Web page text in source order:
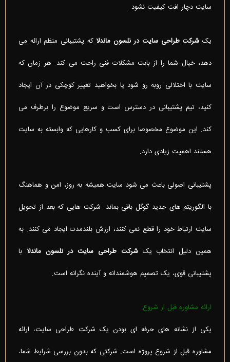
سایت دچار افت کیفیت نشود.
یک شرکت طراحی سایت در نلسون ماندلاکه پشتیبانی منظم ارائه می
دهد، خیال شما را از بابت مشکلات فنی راحت می کند. هر زمان که
سایت با اختلالی روبه رو شود یا بخواهید تغییر کوچکی در آن ایجاد
کنید، تیم پشتیبانی در دسترس است و سریع موضوع را برطرف می
کند. این موضوع مخصوصا برای کسب و کارهایی که وابسته به سایت
هستند اهمیت زیادی دارد.
پشتیبانی اصولی باعث می شود سایت همیشه به روز، امن و هماهنگ
با الگوریتم های جدید گوگل باقی بماند. شرکت هایی که بعد از تحویل
سایت ارتباط خود را قطع نمی کنند، ارزش بلندمدت ایجاد می کنند. به
همین دلیل انتخاب یکشرکت طراحی سایت در نلسون ماندلا با
پشتیبانی قوی، یک تصمیم هوشمندانه و آینده نگرانه است.
ارائه مشاوره قبل از شروع:
یکی از نشانه های حرفه ای بودن یک شرکت طراحی سایت، ارائه
مشاوره قبل از شروع پروژه است. شرکتی که بدون بررسی شرایط شما،